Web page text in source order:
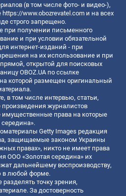
(в том числе фото- и видео-),
https://www.obozrevatel.com и на всех
строго запрещено.
при получении письменного
и при условии обязательной
интернет-изданий - при
на их использование и при
открытой для поисковых
OBOZ.UA по ссылке
которой размещен оригинальный
в том числе интервью, статьи,
журналистов
права на которые
Getty Images редакция
защищаемые законом Украины
правах», никто не имеет права
ООО «Золотая середина» их
дальнейшему воспроизводству,
в любой форме.
точку зрения,
За достоверность